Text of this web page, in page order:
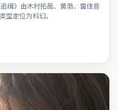
缉》由木村拓哉、黄渤、雷佳音
型定位为科幻。